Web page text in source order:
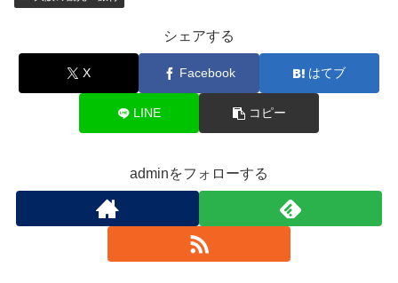
シェアする
X Facebook はてブ
LINE コピー
adminをフォローする